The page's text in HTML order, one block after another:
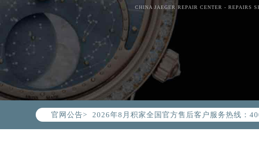
CHINA JAEGER REPAIR CENTER - REPAIRS
官网公告>
2026年8月积家中国区售后服务网络优化升级公
2026年8月积家全国官方售后客户服务热线：
积家官方全国统一服务热线400-992-0312，服
2026年8月积家售后服务中心最新网点地址：